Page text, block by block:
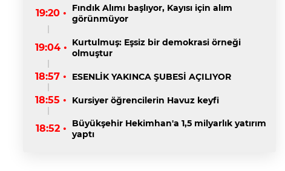
19:20 •
Fındık Alımı başlıyor, Kayısı için alım
görünmüyor
19:04 • Kurtulmuş: Eşsiz bir demokrasi örneği
olmuştur
18:57 • ESENLİK YAKINCA ŞUBESİ AÇILIYOR
18:55 • Kursiyer öğrencilerin Havuz keyfi
18:52 •
Büyükşehir Hekimhan'a 1,5 milyarlık yatırım
yaptı